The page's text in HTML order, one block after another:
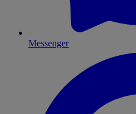
Messenger